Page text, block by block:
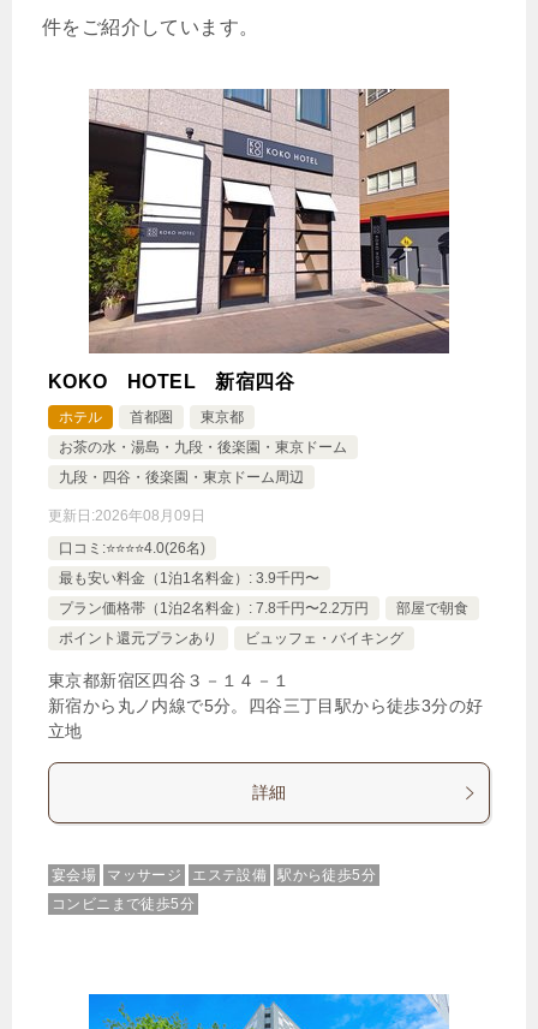
件をご紹介しています。
KOKO HOTEL 新宿四谷
ホテル 首都圏
東京都
お茶の水・湯島・九段・後楽園・東京ドーム
九段・四谷・後楽園・東京ドーム周辺
更新日:2026年08月09日
口コミ:⭐️⭐️⭐️⭐️4.0(26名)
最も安い料金（1泊1名料金）: 3.9千円〜
プラン価格帯（1泊2名料金）: 7.8千円〜2.2万円
部屋で朝食
ポイント還元プランあり
ビュッフェ・バイキング
東京都新宿区四谷３－１４－１
新宿から丸ノ内線で5分。四谷三丁目駅から徒歩3分の好
立地
詳細
宴会場 マッサージ エステ設備
駅から徒歩5分
コンビニまで徒歩5分